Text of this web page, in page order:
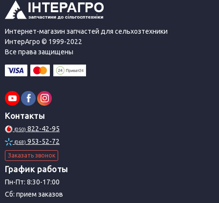
Интернет-магазин запчастей для сельхозтехники
ИнтерАгро © 1999-2022
Все права защищены
Контакты
(050) 822-42-95
(068) 953-52-72
Заказать звонок
График работы
Пн-Пт: 8:30-17:00
Сб: прием заказов